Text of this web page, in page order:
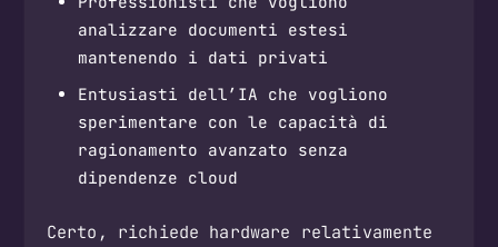
analizzare documenti estesi
mantenendo i dati privati
Entusiasti dell’IA che vogliono
sperimentare con le capacità di
ragionamento avanzato senza
dipendenze cloud
Certo, richiede hardware relativamente